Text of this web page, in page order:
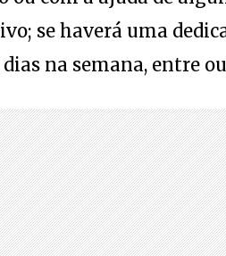
se haverá uma
dias na semana, entre
das vezes, falta à
esse sonho? Falta
deixando cada
doutrinar ao longo